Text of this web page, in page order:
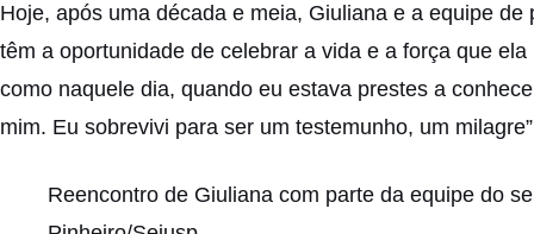
Hoje, após uma década e meia, Giuliana e a equipe
têm a oportunidade de celebrar a vida e a força que
como naquele dia, quando eu estava prestes a
mim. Eu sobrevivi para ser um testemunho, um
Reencontro de Giuliana com parte da equipe do